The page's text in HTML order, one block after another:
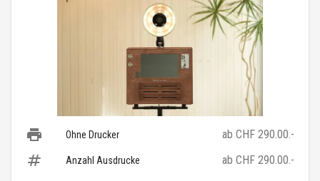
Ohne Drucker ab CHF 290.00.-
Anzahl Ausdrucke ab CHF 290.00.-